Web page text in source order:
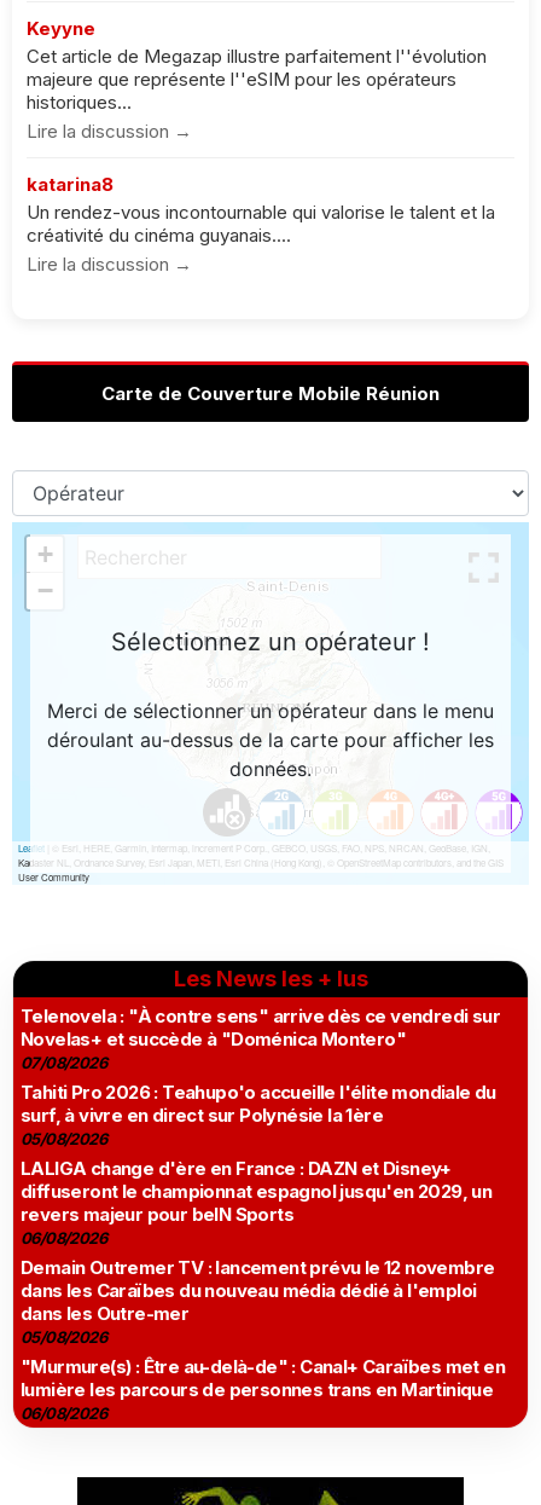
Keyyne
Cet article de Megazap illustre parfaitement l''évolution
majeure que représente l''eSIM pour les opérateurs
historiques...
Lire la discussion →
katarina8
Un rendez-vous incontournable qui valorise le talent et la
créativité du cinéma guyanais....
Lire la discussion →
Carte de Couverture Mobile Réunion
Les News les + lus
Telenovela : "À contre sens" arrive dès ce vendredi sur
Novelas+ et succède à "Doménica Montero"
07/08/2026
Tahiti Pro 2026 : Teahupo'o accueille l'élite mondiale du
surf, à vivre en direct sur Polynésie la 1ère
05/08/2026
LALIGA change d'ère en France : DAZN et Disney+
diffuseront le championnat espagnol jusqu'en 2029, un
revers majeur pour beIN Sports
06/08/2026
Demain Outremer TV : lancement prévu le 12 novembre
dans les Caraïbes du nouveau média dédié à l'emploi
dans les Outre-mer
05/08/2026
"Murmure(s) : Être au-delà-de" : Canal+ Caraïbes met en
lumière les parcours de personnes trans en Martinique
06/08/2026